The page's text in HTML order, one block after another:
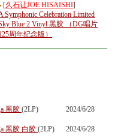
[久石让JOE HISAISHI]
Symphonic Celebration Limited
Blue 2 Vinyl 黑胶 （DG唱片
周年纪念版）
黑胶 (2LP) 2024/6/28
黑胶 白胶 (2LP) 2024/6/28